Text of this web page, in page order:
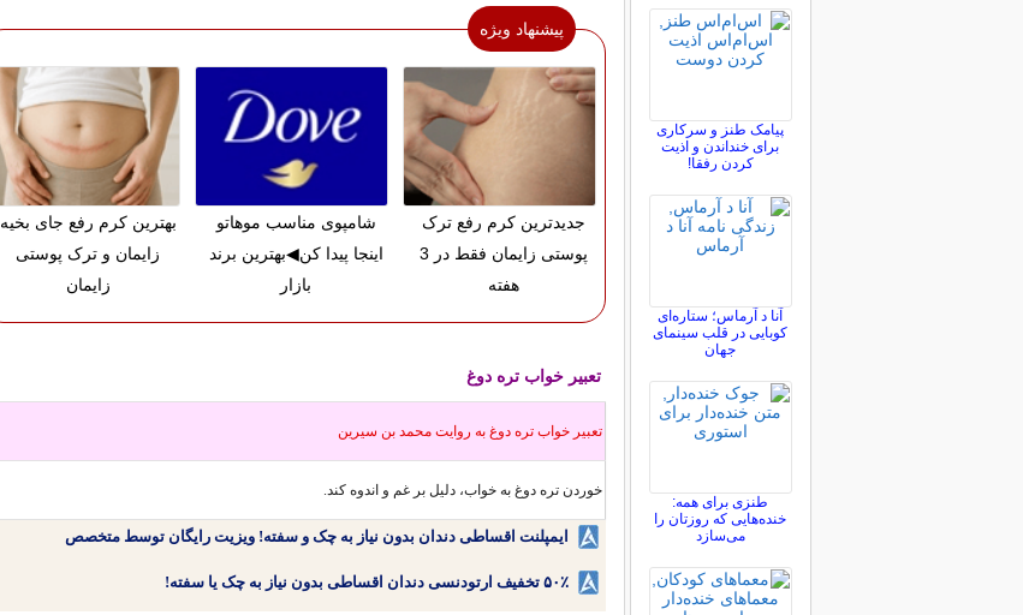
پیشنهاد ویژه
جدیدترین کرم رفع ترک
پوستی زایمان فقط در 3
هفته
شامپوی مناسب موهاتو
اینجا پیدا کن◀بهترین برند
بازار
بهترین کرم رفع جای بخیه
زایمان و ترک پوستی
زایمان
تعبیر خواب تره دوغ
تعبير خواب تره دوغ به روايت محمد بن سیرین
خوردن تره دوغ به خواب، دلیل بر غم و اندوه کند.
ایمپلنت اقساطی دندان بدون نیاز به چک و سفته! ویزیت رایگان توسط متخصص
۵۰٪ تخفیف ارتودنسی دندان اقساطی بدون نیاز به چک یا سفته!
پیامک طنز و سرکاری
برای خنداندن و اذیت
کردن رفقا!
آنا د آرماس؛ ستاره‌ای
کوبایی در قلب سینمای
جهان
طنزی برای همه:
خنده‌هایی که روزتان را
می‌سازد